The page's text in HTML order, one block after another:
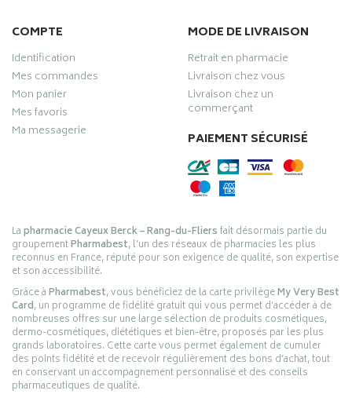
COMPTE
Identification
Mes commandes
Mon panier
Mes favoris
Ma messagerie
MODE DE LIVRAISON
Retrait en pharmacie
Livraison chez vous
Livraison chez un
commerçant
PAIEMENT SÉCURISÉ
Lapharmacie Cayeux Berck – Rang-du-Fliersfait désormais partie du
groupementPharmabest, l’un des réseaux de pharmacies les plus
reconnus en France, réputé pour son exigence de qualité, son expertise
et son accessibilité.
Grâce àPharmabest, vous bénéficiez de la carte privilègeMy Very Best
Card, un programme de fidélité gratuit qui vous permet d’accéder à de
nombreuses offres sur une large sélection de produits cosmétiques,
dermo-cosmétiques, diététiques et bien-être, proposés par les plus
grands laboratoires. Cette carte vous permet également de cumuler
des points fidélité et de recevoir régulièrement des bons d’achat, tout
en conservant un accompagnement personnalisé et des conseils
pharmaceutiques de qualité.